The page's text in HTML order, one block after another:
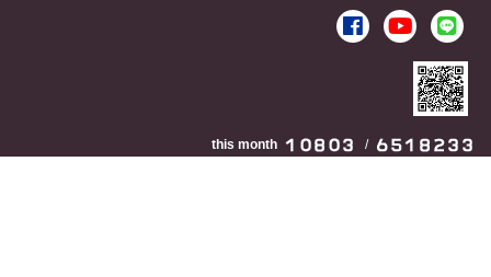
this month /